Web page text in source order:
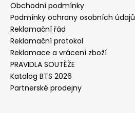
Obchodní podmínky
Podmínky ochrany osobních údajů
Reklamační řád
Reklamační protokol
Reklamace a vrácení zboží
PRAVIDLA SOUTĚŽE
Katalog BTS 2026
Partnerské prodejny